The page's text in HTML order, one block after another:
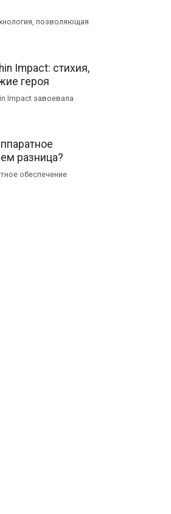
позволяющая
Impact: стихия,
героя
Impact завоевала
разница?
обеспечение